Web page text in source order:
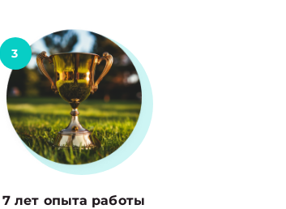
3
7 лет опыта работы